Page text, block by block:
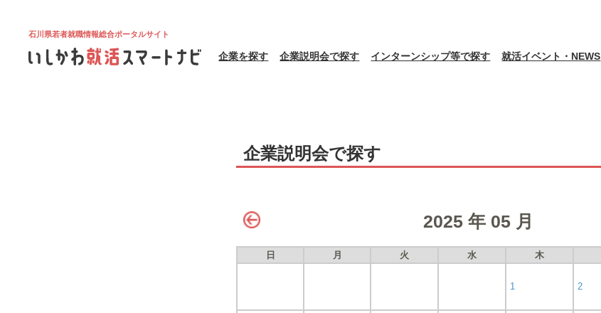
石川県若者就職情報総合ポータルサイト
企業を探す 企業説明会で探す インターンシップ等で探す 就活イベント・NEWS
企業説明会で探す
2025 年 05 月
日 月 火 水 木
1 2